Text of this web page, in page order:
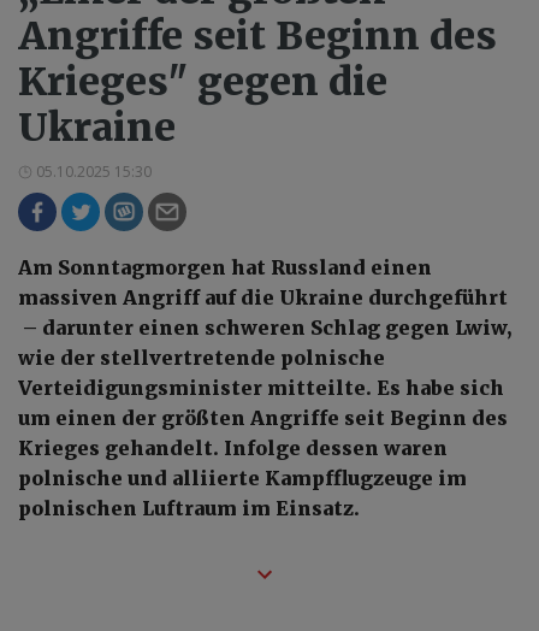
Angriffe seit Beginn des
Krieges" gegen die
Ukraine
05.10.2025 15:30
Am Sonntagmorgen hat Russland einen
massiven Angriff auf die Ukraine durchgeführt
– darunter einen schweren Schlag gegen Lwiw,
wie der stellvertretende polnische
Verteidigungsminister mitteilte. Es habe sich
um einen der größten Angriffe seit Beginn des
Krieges gehandelt. Infolge dessen waren
polnische und alliierte Kampfflugzeuge im
polnischen Luftraum im Einsatz.